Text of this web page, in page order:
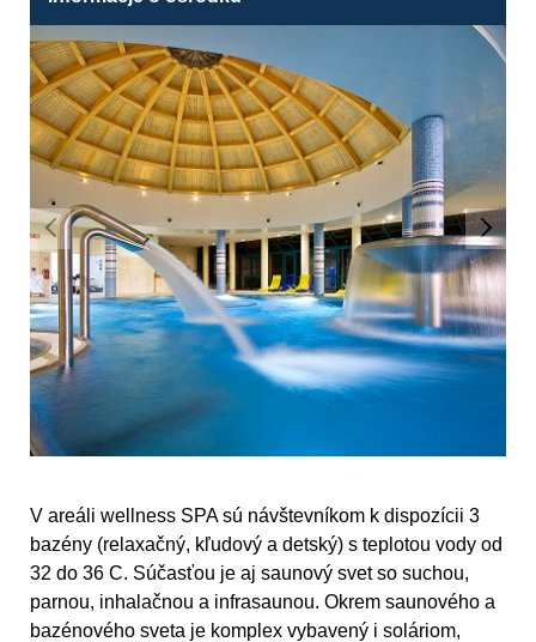
V areáli wellness SPA sú návštevníkom k dispozícii 3
bazény (relaxačný, kľudový a detský) s teplotou vody od
32 do 36 C. Súčasťou je aj saunový svet so suchou,
parnou, inhalačnou a infrasaunou. Okrem saunového a
bazénového sveta je komplex vybavený i soláriom,